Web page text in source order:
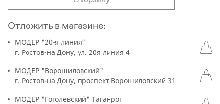
Отложить в магазине:
МОДЕР "20-я линия"
г. Ростов-на Дону, ул. 20я линия 4
МОДЕР "Ворошиловский"
г. Ростов-на Дону, проспект Ворошиловский 31
МОДЕР "Гоголевский" Таганрог